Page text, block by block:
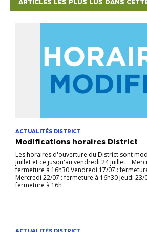
ARTICLES LES PLUS LUS DANS
ACTUALITÉS DISTRICT
Modifications horaires District
Les horaires d'ouverture du District sont
juillet et ce jusqu'au vendredi 24 juillet :
fermeture à 16h30 Vendredi 17/07 :
Mercredi 22/07 : fermeture à 16h30 Jeudi
fermeture à 16h